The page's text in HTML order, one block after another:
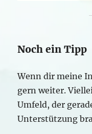
Noch ein Tipp
Wenn dir meine
gern weiter.
Umfeld, der
Unterstützung